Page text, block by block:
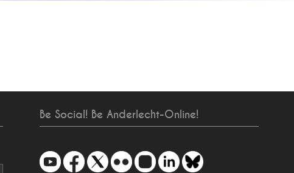
Be Social! Be Anderlecht-Online!